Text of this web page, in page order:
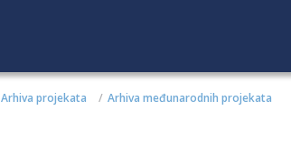
Arhiva projekata Arhiva međunarodnih projekata